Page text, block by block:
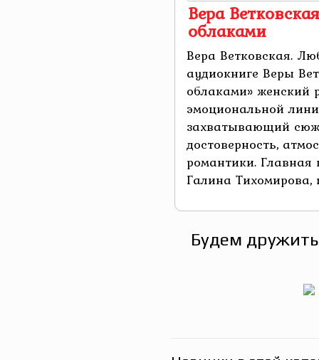
Вера
облаками
Вера Ветковская.
аудиокниге Веры
облаками» женский
эмоциональной
захватывающий
достоверность,
романтики.
Галина Тихомирова,
Будем